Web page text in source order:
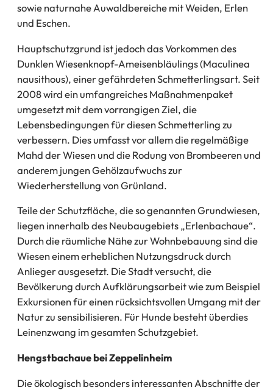
sowie naturnahe Auwaldbereiche mit Weiden, Erlen
und Eschen.
Hauptschutzgrund ist jedoch das Vorkommen des
Dunklen Wiesenknopf-Ameisenbläulings (Maculinea
nausithous), einer gefährdeten Schmetterlingsart. Seit
2008 wird ein umfangreiches Maßnahmenpaket
umgesetzt mit dem vorrangigen Ziel, die
Lebensbedingungen für diesen Schmetterling zu
verbessern. Dies umfasst vor allem die regelmäßige
Mahd der Wiesen und die Rodung von Brombeeren und
anderem jungen Gehölzaufwuchs zur
Wiederherstellung von Grünland.
Teile der Schutzfläche, die so genannten Grundwiesen,
liegen innerhalb des Neubaugebiets „Erlenbachaue“.
Durch die räumliche Nähe zur Wohnbebauung sind die
Wiesen einem erheblichen Nutzungsdruck durch
Anlieger ausgesetzt. Die Stadt versucht, die
Bevölkerung durch Aufklärungsarbeit wie zum Beispiel
Exkursionen für einen rücksichtsvollen Umgang mit der
Natur zu sensibilisieren. Für Hunde besteht überdies
Leinenzwang im gesamten Schutzgebiet.
Hengstbachaue bei Zeppelinheim
Die ökologisch besonders interessanten Abschnitte der